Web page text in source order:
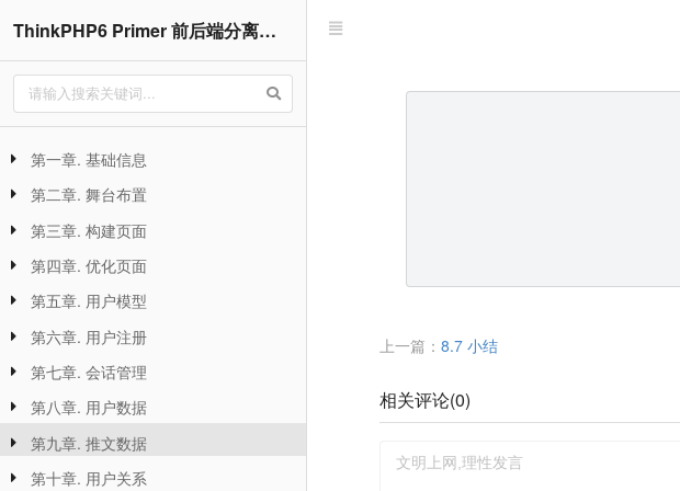
ThinkPHP6 Primer 前后端分离实战入门 [TP6-P01]
第一章. 基础信息
第二章. 舞台布置
第三章. 构建页面
第四章. 优化页面
第五章. 用户模型
第六章. 用户注册
第七章. 会话管理
第八章. 用户数据
第九章. 推文数据
第十章. 用户关系
上一篇： 8.7 小结
相关评论(0)